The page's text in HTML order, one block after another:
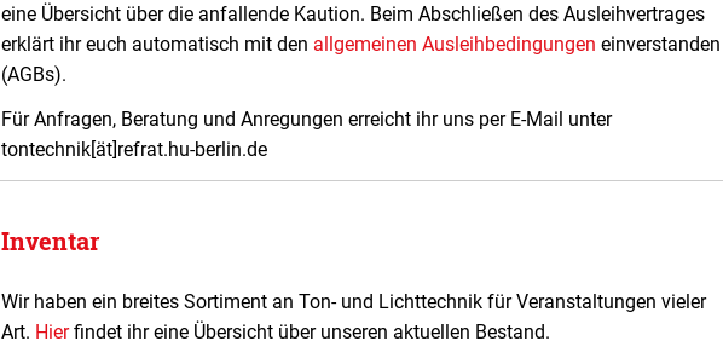
eine Übersicht über die anfallende Kaution. Beim Abschließen des Ausleihvertrages
erklärt ihr euch automatisch mit den allgemeinen Ausleihbedingungen einverstanden
(AGBs).
Für Anfragen, Beratung und Anregungen erreicht ihr uns per E-Mail unter
tontechnik[ät]refrat.hu-berlin.de
Inventar
Wir haben ein breites Sortiment an Ton- und Lichttechnik für Veranstaltungen vieler
Art. Hierfindet ihr eine Übersicht über unseren aktuellen Bestand.